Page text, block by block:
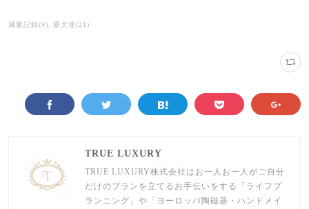
減量記録(9) 愛犬達(21 )
TRUE LUXURY
TRUE LUXURY株式会社はお一人お一人がご自分
だけのプランを立てるお手伝いをする「ライフプ
ランニング」や「ヨーロッパ陶磁器・ハンドメイ